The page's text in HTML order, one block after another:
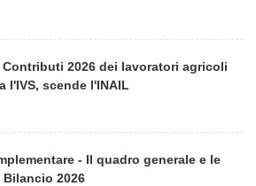
Contributi 2026 dei lavoratori agricoli
l'IVS, scende l'INAIL
- Il quadro generale e le
2026